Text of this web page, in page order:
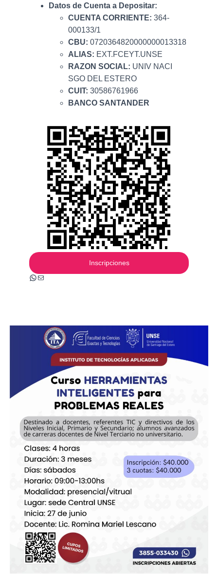
Datos de Cuenta a Depositar:
CUENTA CORRIENTE: 364-
000133/1
CBU: 0720364820000000013318
ALIAS: EXT.FCEYT.UNSE
RAZON SOCIAL: UNIV NACI
SGO DEL ESTERO
CUIT: 30586761966
BANCO SANTANDER
Inscripciones
Whatsapp
Mail